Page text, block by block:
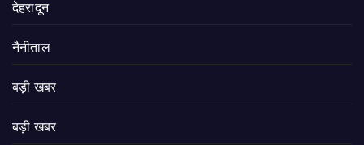
देहरादून
नैनीताल
बड़ी खबर
बड़ी खबर